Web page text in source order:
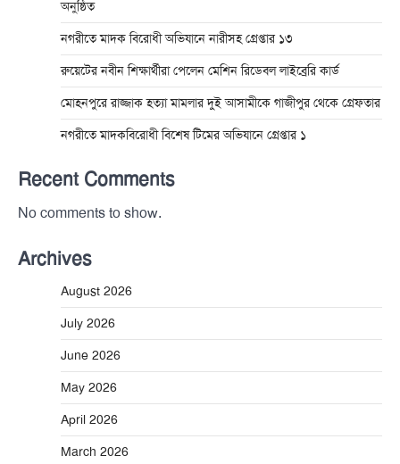
অনুষ্ঠিত
নগরীতে মাদক বিরোধী অভিযানে নারীসহ গ্রেপ্তার ১৩
রুয়েটের নবীন শিক্ষার্থীরা পেলেন মেশিন রিডেবল লাইব্রেরি কার্ড
মোহনপুরে রাজ্জাক হত্যা মামলার দুই আসামীকে গাজীপুর থেকে গ্রেফতার
নগরীতে মাদকবিরোধী বিশেষ টিমের অভিযানে গ্রেপ্তার ১
Recent Comments
No comments to show.
Archives
August 2026
July 2026
June 2026
May 2026
April 2026
March 2026